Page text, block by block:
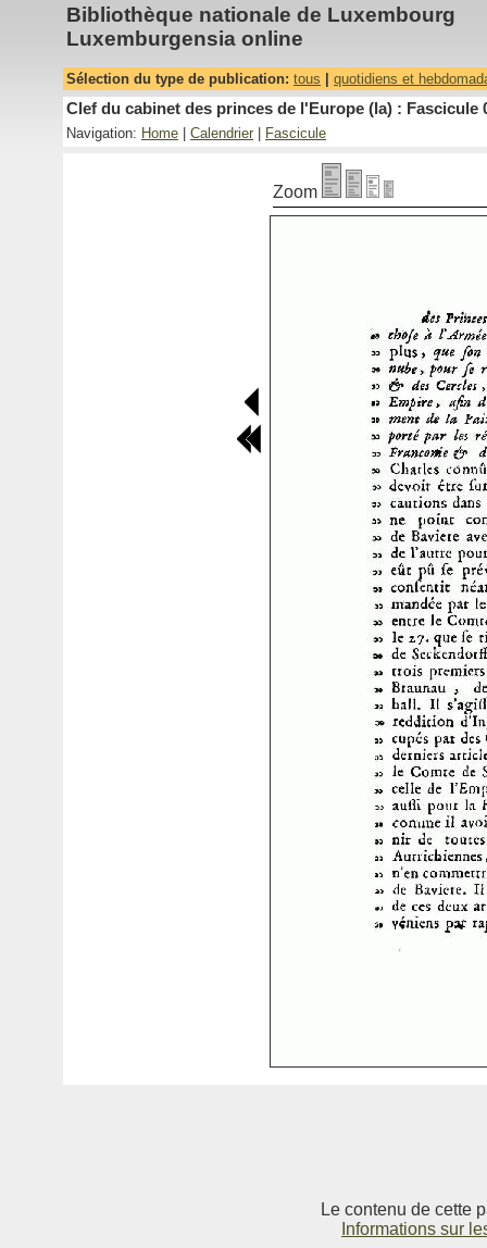
Bibliothèque nationale de Luxembourg
Luxemburgensia online
Sélection du type de publication: tous quotidiens et
Clef du cabinet des princes de l'Europe (la) : Fascicule
Navigation: Home Calendrier Fascicule
Zoom
Le contenu de cette
Informations sur